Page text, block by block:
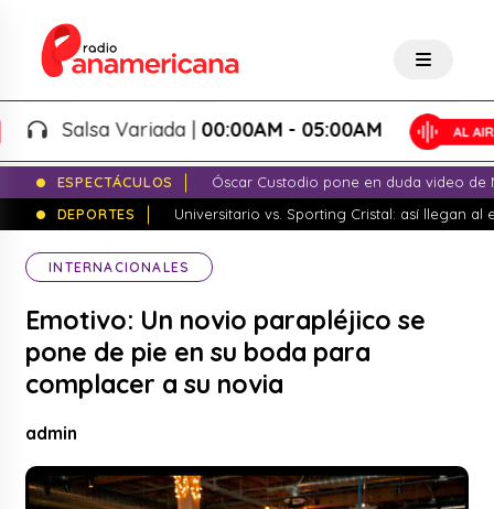
Salsa Variada |00:00AM - 05:00AM
ESPECTÁCULOS
Óscar Custodio pone en duda video de
DEPORTES
Universitario vs. Sporting Cristal: así llegan al
INTERNACIONALES
Emotivo: Un novio parapléjico se
pone de pie en su boda para
complacer a su novia
admin